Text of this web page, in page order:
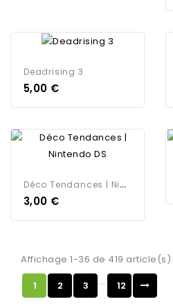
Deadrising 3
5,00 €
D
Éco Tendances | Nintendo DS
3,00 €
Affichage 1-36 de 419 article(s)
1
2 3 … 12